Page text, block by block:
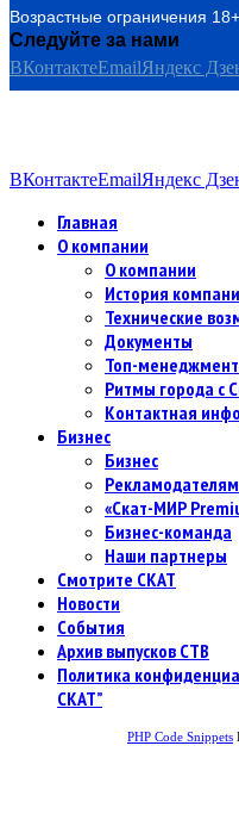
Возрастные ограничения 18+
Следуйте за нами
ВКонтактеEmailЯндекс
ВКонтактеEmailЯндекс
Главная
О компании
О компании
История
Технические
Документы
Топ-менеджмент
Ритмы города с
Контактная
Бизнес
Бизнес
«Скат-МИР
Бизнес-команда
Наши партнеры
Смотрите СКАТ
Новости
События
Архив выпусков СТВ
Политика
СКАТ”
PHP Code Snippets